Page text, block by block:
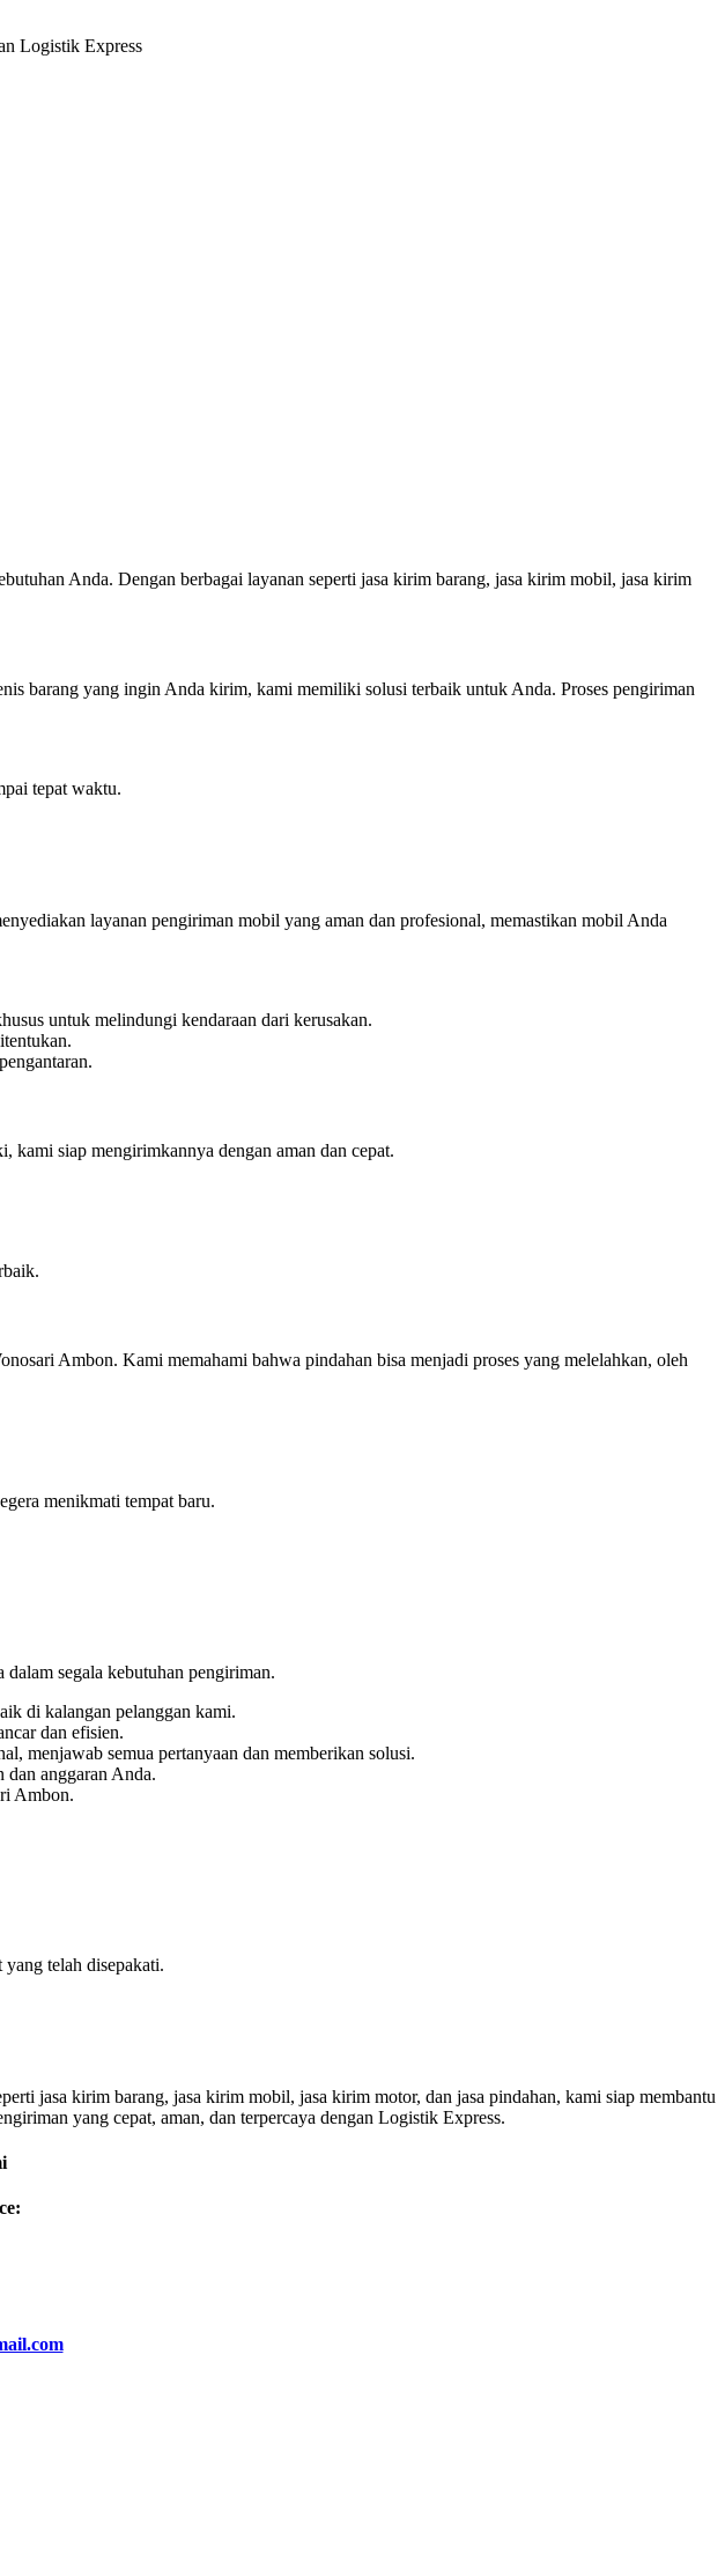
Logistik Express
Anda. Dengan berbagai layanan seperti jasa kirim barang, jasa kirim mobil, jasa kirim
barang yang ingin Anda kirim, kami memiliki solusi terbaik untuk Anda. Proses pengiriman
tepat waktu.
layanan pengiriman mobil yang aman dan profesional, memastikan mobil Anda
untuk melindungi kendaraan dari kerusakan.
siap mengirimkannya dengan aman dan cepat.
Ambon. Kami memahami bahwa pindahan bisa menjadi proses yang melelahkan, oleh
menikmati tempat baru.
segala kebutuhan pengiriman.
di kalangan pelanggan kami.
dan efisien.
menjawab semua pertanyaan dan memberikan solusi.
dan anggaran Anda.
Ambon.
telah disepakati.
jasa kirim barang, jasa kirim mobil, jasa kirim motor, dan jasa pindahan, kami siap membantu
yang cepat, aman, dan terpercaya dengan Logistik Express.